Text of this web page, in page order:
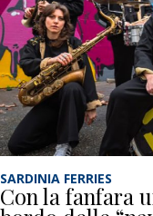
SARDINIA FERRIES
Con la fanfara